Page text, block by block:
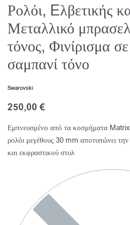
Ρολόι, Eλβετικής
Μεταλλικό
τόνος, Φινίρισμα
σαμπανί τόνο
Swarovski
250,00€
Εμπνευσμένο από τα κοσμήματα
ρολόι μεγέθους 30 mm αποτυπώνει
και εκφραστικού στυλ